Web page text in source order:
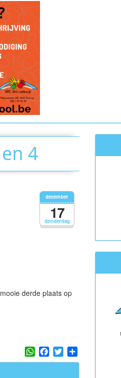
4
donderdag
december
17
derde plaats op
WhatsApp
Facebook
TwitterShare